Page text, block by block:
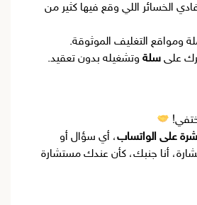
الخسائر اللي وقع فيها كثير من
ومواقع التغليف الموثوقة.
علىسلة وتشغيله بدون تعقيد.
على الواتساب، أي سؤال أو
أنا جنبك، كأن عندك مستشارة